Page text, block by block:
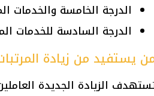
الدرجة الخامسة والخدمات المعاونة: من 8100
الدرجة السادسة للخدمات المعاونة: من 7000
يستفيد من زيادة
الزيادة الجديدة